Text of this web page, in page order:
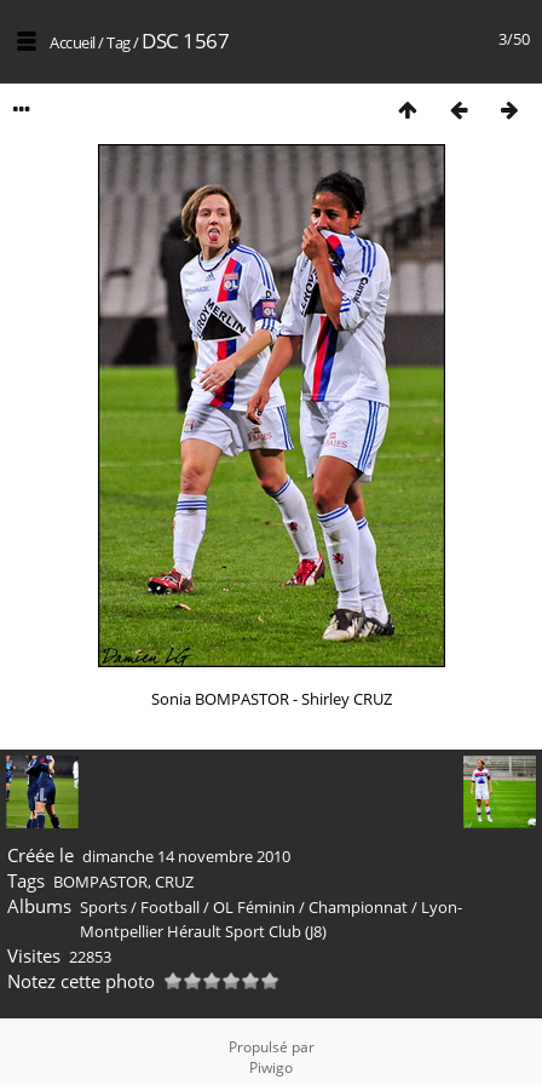
3/50
Accueil/Tag/DSC 1567
Sonia BOMPASTOR - Shirley CRUZ
Créée le dimanche 14 novembre 2010
Tags BOMPASTOR,CRUZ
Albums Sports/ Football/OL Féminin /Championnat/ Lyon-
Montpellier Hérault Sport Club (J8)
Visites 22853
Notez cette photo
Propulsé par
Piwigo